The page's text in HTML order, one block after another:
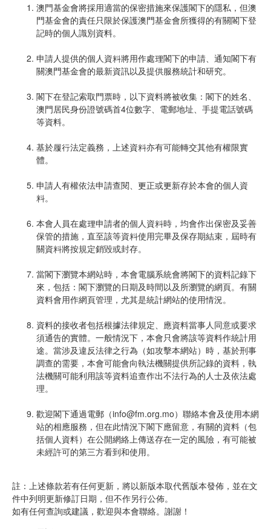
澳門基金會將採用適當的保密措施來保護閣下的隱私，但澳
門基金會的責任只限於保護澳門基金會所獲得的有關閣下登
記時的個人識別資料。
申請人提供的個人資料將用作處理閣下的申請、通知閣下有
關澳門基金會的最新資訊以及提供服務統計和研究。
閣下在登記索取門票時，以下資料將被收集：閣下的姓名、
澳門居民身份證號碼首4位數字、電郵地址、手提電話號碼
等資料。
基於履行法定義務，上述資料亦有可能轉交其他有權限實
體。
申請人有權依法申請查閱、更正或更新存於本會的個人資
料。
本會人員在處理申請者的個人資料時，均會作出保密及妥善
保管的措施，直至該等資料使用完畢及保存期結束，屆時有
關資料將按規定銷毀或封存。
當閣下瀏覽本網站時，本會電腦系統會將閣下的資料記錄下
來，包括：閣下瀏覽的日期及時間以及所瀏覽的網頁。有關
資料會用作網頁管理，尤其是統計網站的使用情況。
資料的接收者包括根據法律規定、應資料當事人同意或要求
須通告的實體。一般情況下，本會只會將該等資料作統計用
途。當涉及違反法律之行為（如攻擊本網站）時，基於刑事
調查的需要，本會可能會向執法機關提供所記錄的資料，執
法機關可能利用該等資料追查作出不法行為的人士及依法處
理。
歡迎閣下通過電郵（info@fm.org.mo）聯絡本會及使用本網
站的相應服務，但在此情況下閣下應留意，有關的資料（包
括個人資料）在公開網絡上傳送存在一定的風險，有可能被
未經許可的第三方看到和使用。
註：上述條款若有任何更新，將以新版本取代舊版本發佈，並在文
件中列明更新修訂日期，但不作另行公佈。
如有任何查詢或建議，歡迎與本會聯絡。謝謝！